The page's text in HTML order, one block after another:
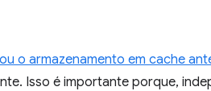
o armazenamento em cache
Isso é importante porque,